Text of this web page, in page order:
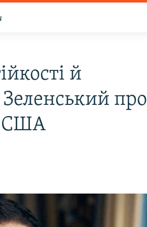
й
Зеленський про
США